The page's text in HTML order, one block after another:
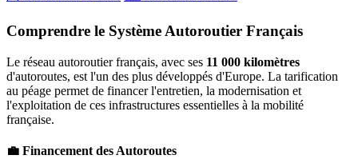
Comprendre le Système Autoroutier Français
Le réseau autoroutier français, avec ses 11 000 kilomètres
d'autoroutes, est l'un des plus développés d'Europe. La tarification
au péage permet de financer l'entretien, la modernisation et
l'exploitation de ces infrastructures essentielles à la mobilité
française.
💼 Financement des Autoroutes